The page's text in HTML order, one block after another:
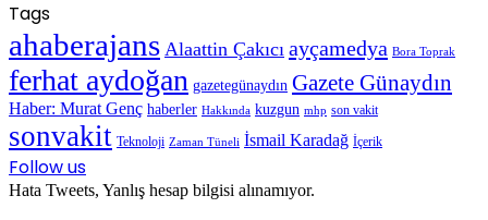
Tags
ahaberajans Alaattin Çakıcı ayçamedya Bora Toprak
ferhat aydoğan gazetegünaydın Gazete Günaydın
Haber: Murat Genç haberler Hakkında kuzgun mhp son vakit
sonvakit Teknoloji Zaman Tüneli İsmail Karadağ İçerik
Follow us
Hata Tweets, Yanlış hesap bilgisi alınamıyor.